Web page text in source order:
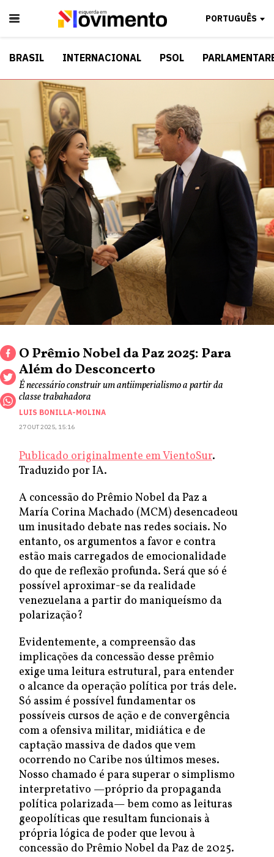
PORTUGUÊS
BRASIL INTERNACIONAL PSOL
O Prêmio Nobel da Paz 2025: Para
Além do Desconcerto
É necessário construir um antiimperialismo a partir da
classe trabahadora
LUIS BONILLA-MOLINA
27 OUT 2025, 15:16
Publicado originalmente em VientoSur.
Traduzido por IA.
A concessão do Prêmio Nobel da Paz a
María Corina Machado (MCM) desencadeou
um inusitado debate nas redes sociais. No
entanto, os argumentos a favor e contra
estão mais carregados de emocionalidade
do que de reflexão profunda. Será que só é
possível aproximar-se da realidade
venezuelana a partir do maniqueísmo da
polarização?
Evidentemente, a compreensão das
implicações da concessão desse prêmio
exige uma leitura estrutural, para entender
o alcance da operação política por trás dele.
Só assim é possível fundamentar os
possíveis cursos de ação e de convergência
com a ofensiva militar, midiática e de
captação massiva de dados que vem
ocorrendo no Caribe nos últimos meses.
Nosso chamado é para superar o simplismo
interpretativo —próprio da propaganda
política polarizada— bem como as leituras
geopolíticas que resultam funcionais à
própria lógica de poder que levou à
concessão do Prêmio Nobel da Paz de 2025.